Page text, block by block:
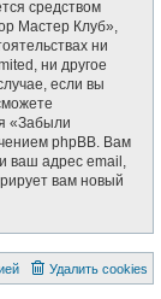
средством
Мастер Клуб»,
ни
ни другое
если вы
«Забыли
phpBB. Вам
ваш адрес email,
вам новый
Удалить cookies